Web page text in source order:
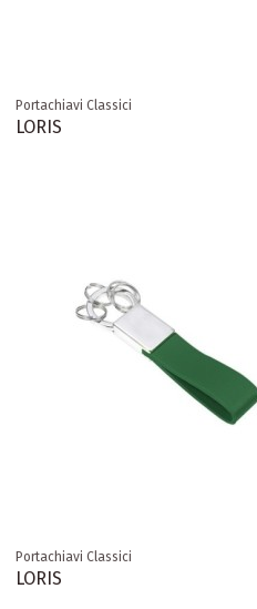
Portachiavi Classici
LORIS
Portachiavi Classici
LORIS